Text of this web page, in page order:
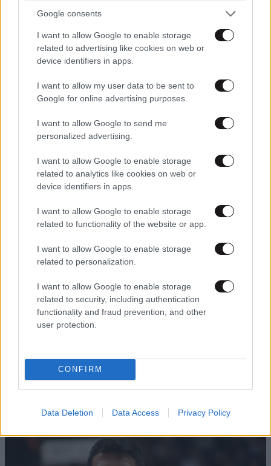
Google consents
I want to allow Google to enable storage
related to advertising like cookies on web or
device identifiers in apps.
I want to allow my user data to be sent to
Google for online advertising purposes.
I want to allow Google to send me
personalized advertising.
I want to allow Google to enable storage
related to analytics like cookies on web or
device identifiers in apps.
I want to allow Google to enable storage
related to functionality of the website or app.
I want to allow Google to enable storage
related to personalization.
I want to allow Google to enable storage
related to security, including authentication
functionality and fraud prevention, and other
user protection.
CONFIRM
Data Deletion Data Access Privacy Policy
Στα ίχνη της «Αράχνης» του Άσαντ: Ο
άνθρωπος των βασανιστηρίων της Συρίας
07·08·2026 23:03
Το φαραωνικών διαστάσεων κτίριο που χτίζει ο
δισ. δολάρια